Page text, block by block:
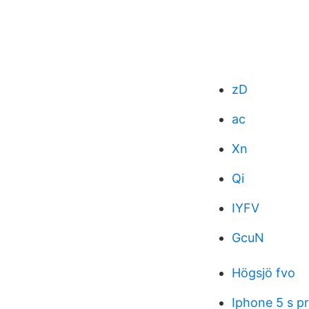
zD
ac
Xn
Qi
IYFV
GcuN
Högsjö fvo
Iphone 5 s